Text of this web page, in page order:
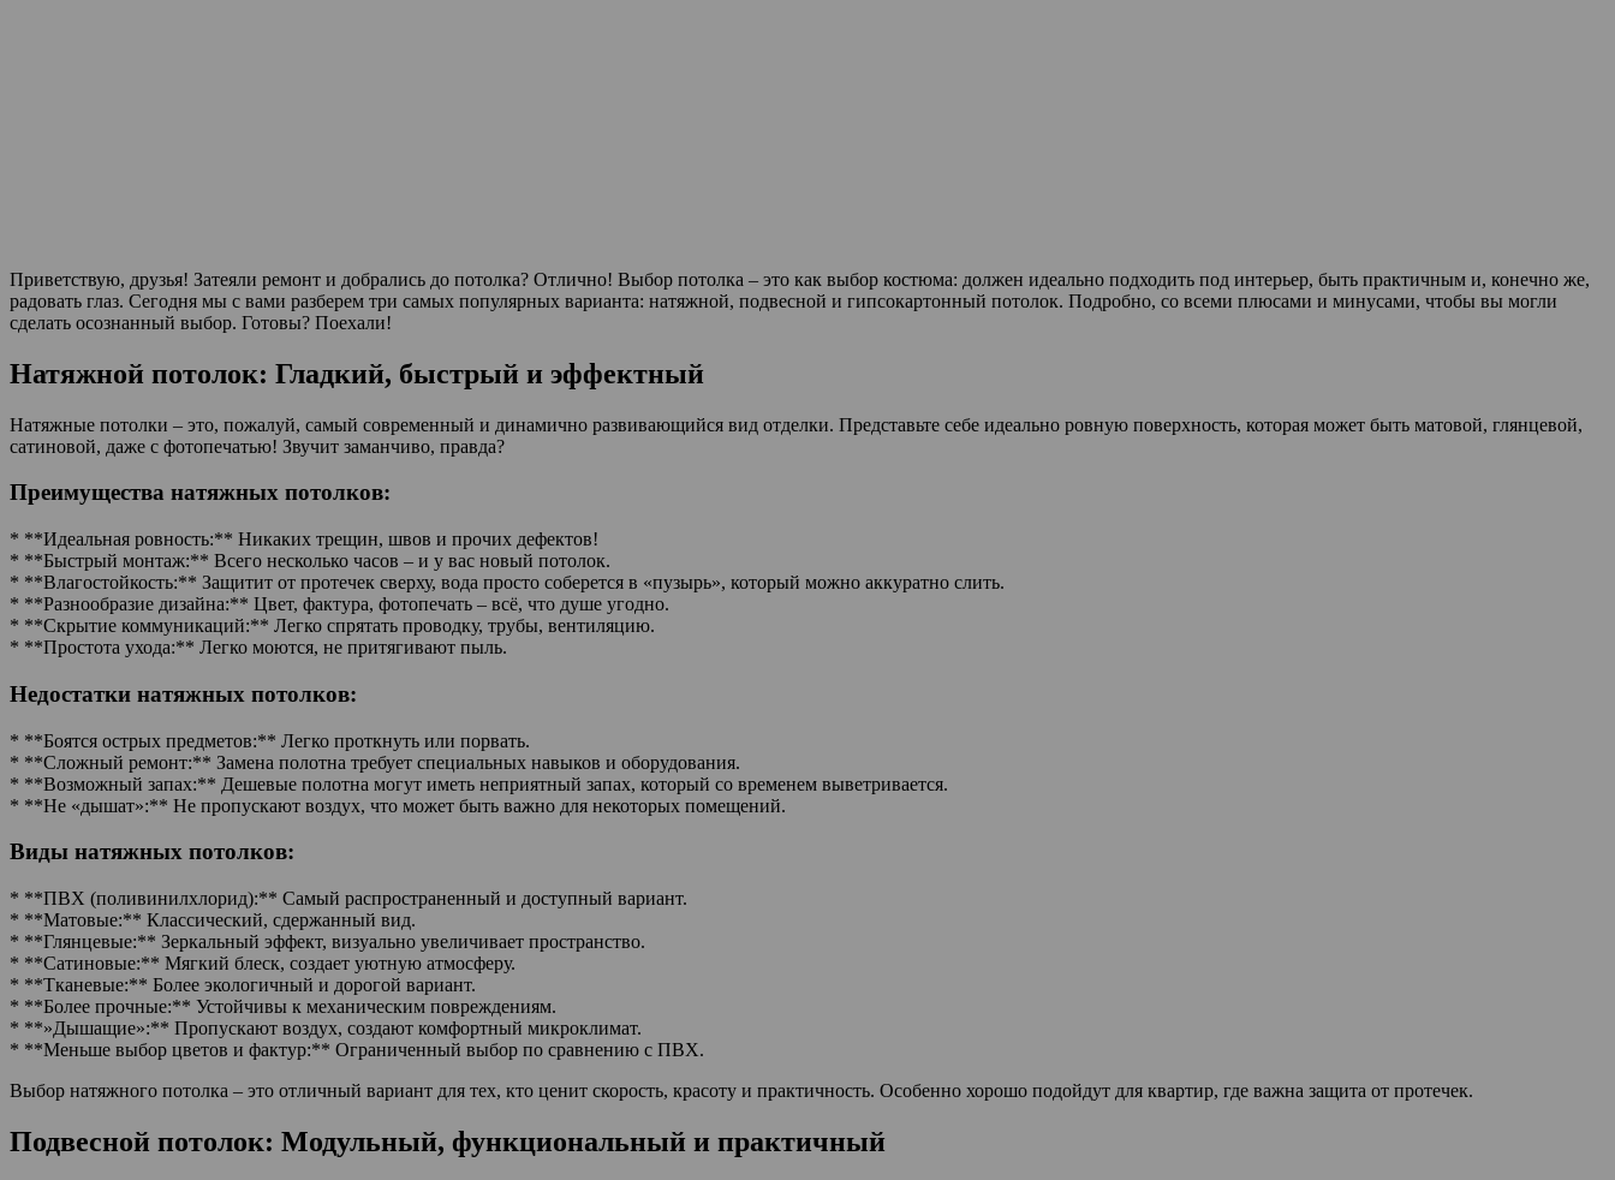
Приветствую, друзья! Затеяли ремонт и добрались до потолка? Отлично! Выбор потолка – это как выбор костюма: должен идеально подходить под интерьер, быть практичным и, конечно же,
радовать глаз. Сегодня мы с вами разберем три самых популярных варианта: натяжной, подвесной и гипсокартонный потолок. Подробно, со всеми плюсами и минусами, чтобы вы могли
сделать осознанный выбор. Готовы? Поехали!
Натяжной потолок: Гладкий, быстрый и эффектный
Натяжные потолки – это, пожалуй, самый современный и динамично развивающийся вид отделки. Представьте себе идеально ровную поверхность, которая может быть матовой, глянцевой,
сатиновой, даже с фотопечатью! Звучит заманчиво, правда?
Преимущества натяжных потолков:
* **Идеальная ровность:** Никаких трещин, швов и прочих дефектов!
* **Быстрый монтаж:** Всего несколько часов – и у вас новый потолок.
* **Влагостойкость:** Защитит от протечек сверху, вода просто соберется в «пузырь», который можно аккуратно слить.
* **Разнообразие дизайна:** Цвет, фактура, фотопечать – всё, что душе угодно.
* **Скрытие коммуникаций:** Легко спрятать проводку, трубы, вентиляцию.
* **Простота ухода:** Легко моются, не притягивают пыль.
Недостатки натяжных потолков:
* **Боятся острых предметов:** Легко проткнуть или порвать.
* **Сложный ремонт:** Замена полотна требует специальных навыков и оборудования.
* **Возможный запах:** Дешевые полотна могут иметь неприятный запах, который со временем выветривается.
* **Не «дышат»:** Не пропускают воздух, что может быть важно для некоторых помещений.
Виды натяжных потолков:
* **ПВХ (поливинилхлорид):** Самый распространенный и доступный вариант.
* **Матовые:** Классический, сдержанный вид.
* **Глянцевые:** Зеркальный эффект, визуально увеличивает пространство.
* **Сатиновые:** Мягкий блеск, создает уютную атмосферу.
* **Тканевые:** Более экологичный и дорогой вариант.
* **Более прочные:** Устойчивы к механическим повреждениям.
* **»Дышащие»:** Пропускают воздух, создают комфортный микроклимат.
* **Меньше выбор цветов и фактур:** Ограниченный выбор по сравнению с ПВХ.
Выбор натяжного потолка – это отличный вариант для тех, кто ценит скорость, красоту и практичность. Особенно хорошо подойдут для квартир, где важна защита от протечек.
Подвесной потолок: Модульный, функциональный и практичный